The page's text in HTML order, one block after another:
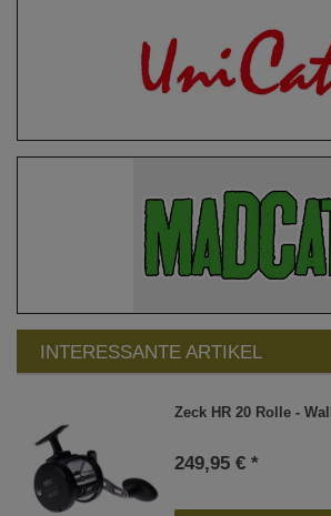
INTERESSANTE ARTIKEL
Zeck HR 20 Rolle -
249,95 € *